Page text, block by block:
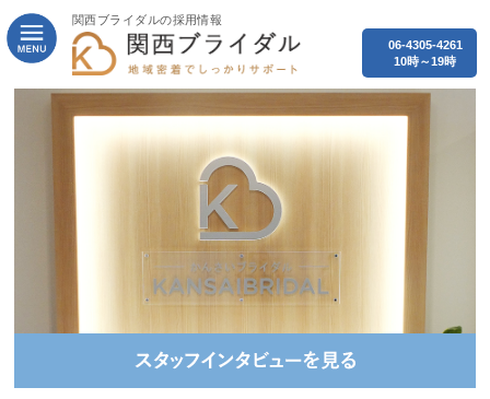
関西ブライダルの採用情報
06-4305-4261
10時～19時